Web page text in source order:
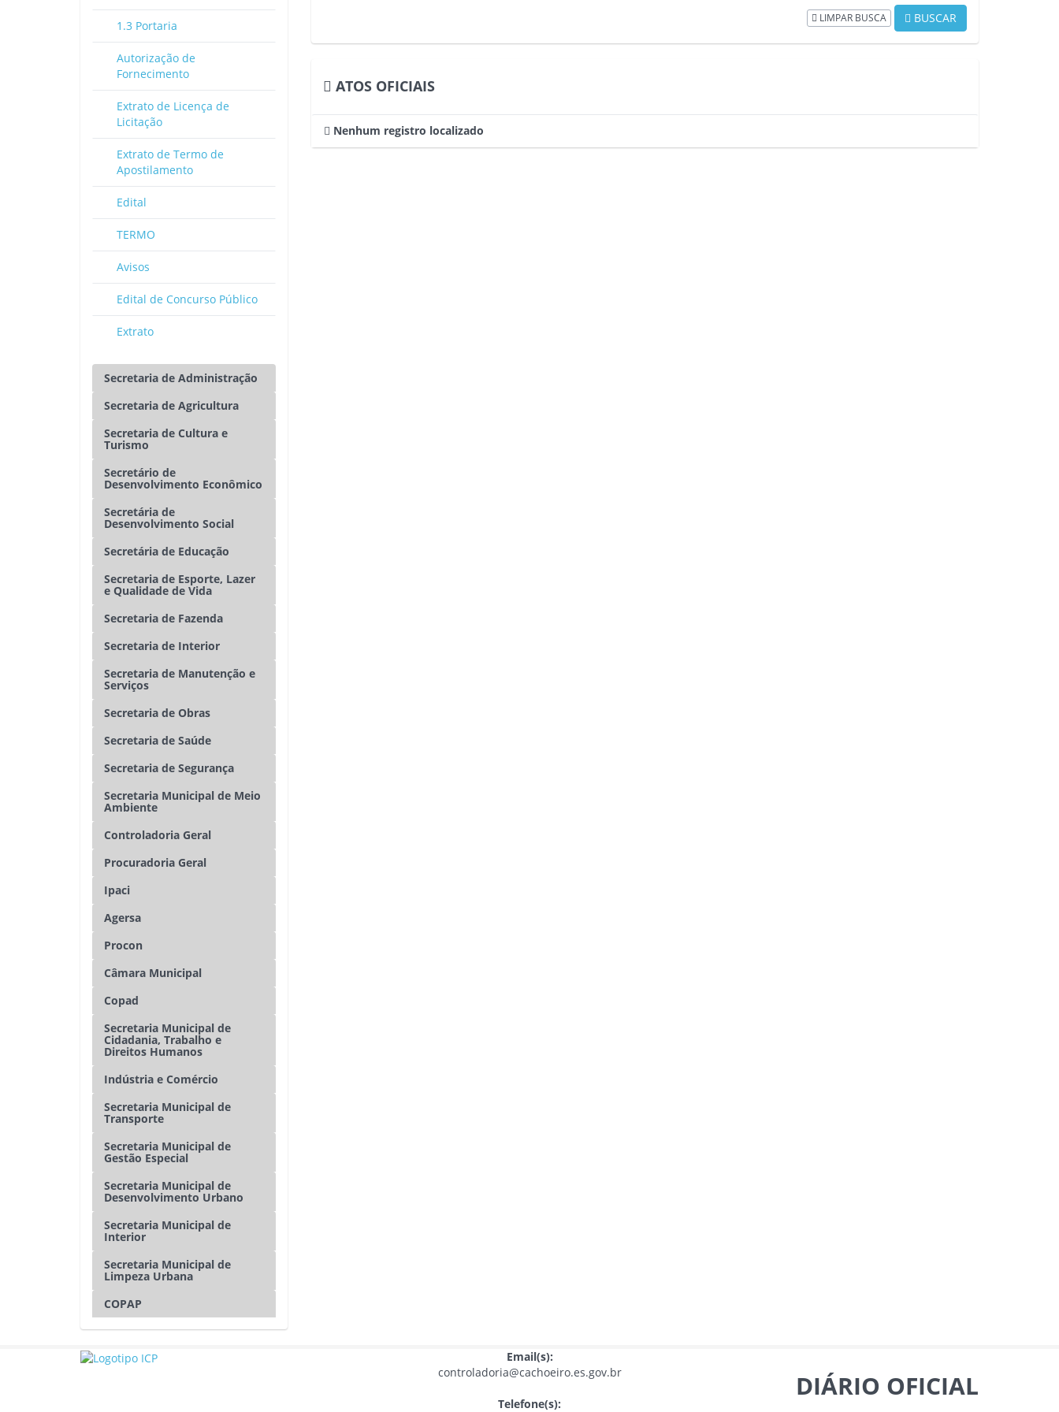
1.3 Portaria
Autorização de
Fornecimento
Extrato de Licença de
Licitação
Extrato de Termo de
Apostilamento
Edital
TERMO
Avisos
Edital de Concurso Público
Extrato
Secretaria de Administração
Secretaria de Agricultura
Secretaria de Cultura e
Turismo
Secretário de
Desenvolvimento Econômico
Secretária de
Desenvolvimento Social
Secretária de Educação
Secretaria de Esporte, Lazer
e Qualidade de Vida
Secretaria de Fazenda
Secretaria de Interior
Secretaria de Manutenção e
Serviços
Secretaria de Obras
Secretaria de Saúde
Secretaria de Segurança
Secretaria Municipal de Meio
Ambiente
Controladoria Geral
Procuradoria Geral
Ipaci
Agersa
Procon
Câmara Municipal
Copad
Secretaria Municipal de
Cidadania, Trabalho e
Direitos Humanos
Indústria e Comércio
Secretaria Municipal de
Transporte
Secretaria Municipal de
Gestão Especial
Secretaria Municipal de
Desenvolvimento Urbano
Secretaria Municipal de
Interior
Secretaria Municipal de
Limpeza Urbana
COPAP
LIMPAR BUSCA BUSCAR
ATOS OFICIAIS
Nenhum registro localizado
Email(s):
controladoria@cachoeiro.es.gov.br
Telefone(s):
DIÁRIO OFICIAL